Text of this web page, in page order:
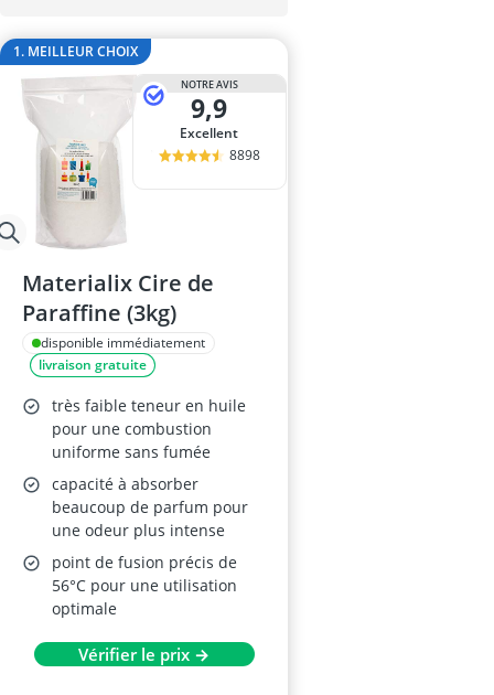
1. MEILLEUR CHOIX
NOTRE AVIS
9,9
Excellent
8898
Materialix Cire de
Paraffine (3kg)
disponible immédiatement
livraison gratuite
très faible teneur en huile
pour une combustion
uniforme sans fumée
capacité à absorber
beaucoup de parfum pour
une odeur plus intense
point de fusion précis de
56°C pour une utilisation
optimale
Vérifier le prix →